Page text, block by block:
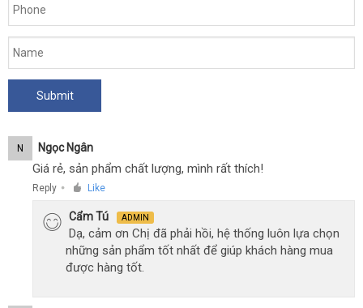
N Ngọc Ngân
Giá rẻ, sản phẩm chất lượng, mình rất thích!
Reply ● Like
Cẩm Tú ADMIN
Dạ, cảm ơn Chị đã phải hồi, hệ thống luôn lựa chọn
những sản phẩm tốt nhất để giúp khách hàng mua
được hàng tốt.